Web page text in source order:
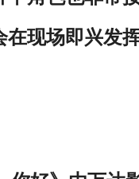
在现场即兴发